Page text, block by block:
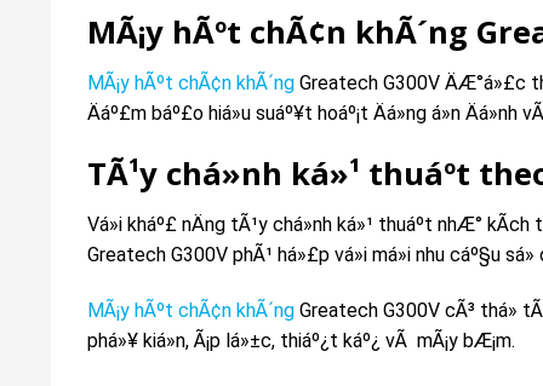
MÃ¡y hÃºt chÃ¢n khÃ´ng
MÃ¡y hÃºt chÃ¢n khÃ´ng Greatech G300V ÄÆ°á»£c
Äáº£m báº£o hiá»u suáº¥t hoáº¡t Äá»ng á»n Äá»nh
TÃ¹y chá»nh ká»¹ thuáº­t
Vá»i kháº£ nÄng tÃ¹y chá»nh ká»¹ thuáº­t nhÆ°
Greatech G300V phÃ¹ há»£p vá»i má»i nhu cáº§u
MÃ¡y hÃºt chÃ¢n khÃ´ng Greatech G300V cÃ³ thá»
phá»¥ kiá»n, Ã¡p lá»±c, thiáº¿t káº¿ vÃ mÃ¡y bÆ¡m.